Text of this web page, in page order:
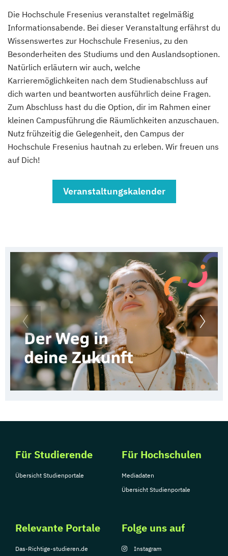
Die Hochschule Fresenius veranstaltet regelmäßig
Informationsabende. Bei dieser Veranstaltung erfährst du
Wissenswertes zur Hochschule Fresenius, zu den
Besonderheiten des Studiums und den Auslandsoptionen.
Natürlich erläutern wir auch, welche
Karrieremöglichkeiten nach dem Studienabschluss auf
dich warten und beantworten ausführlich deine Fragen.
Zum Abschluss hast du die Option, dir im Rahmen einer
kleinen Campusführung die Räumlichkeiten anzuschauen.
Nutz frühzeitig die Gelegenheit, den Campus der
Hochschule Fresenius hautnah zu erleben. Wir freuen uns
auf Dich!
Veranstaltungskalender
Für Studierende
Übersicht Studienportale
Für Hochschulen
Mediadaten
Übersicht Studienportale
Relevante Portale
Das-Richtige-studieren.de
Folge uns auf
Instagram